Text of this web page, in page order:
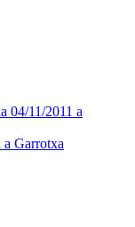
04/11/2011 a
a Garrotxa